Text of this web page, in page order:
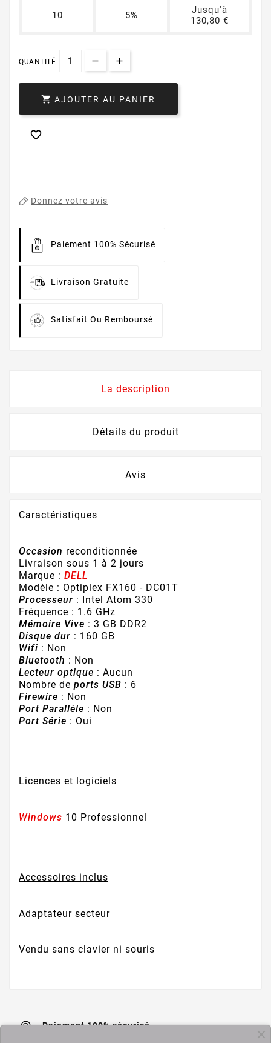
10 5%
Jusqu'à
130,80 €
QUANTITÉ
 AJOUTER AU PANIER

Donnez votre avis
Paiement 100% Sécurisé
Livraison Gratuite
Satisfait Ou Remboursé
La description
Détails du produit
Avis
Caractéristiques
Occasion reconditionnée
Livraison sous 1 à 2 jours
Marque : DELL
Modèle : Optiplex FX160 - DC01T
Processeur : Intel Atom 330
Fréquence : 1.6 GHz
Mémoire Vive : 3 GB DDR2
Disque dur : 160 GB
Wifi : Non
Bluetooth : Non
Lecteur optique : Aucun
Nombre de ports USB : 6
Firewire : Non
Port Parallèle : Non
Port Série : Oui
Licences et logiciels
Windows 10 Professionnel
Accessoires inclus
Adaptateur secteur
Vendu sans clavier ni souris
Paiement 100% sécurisé